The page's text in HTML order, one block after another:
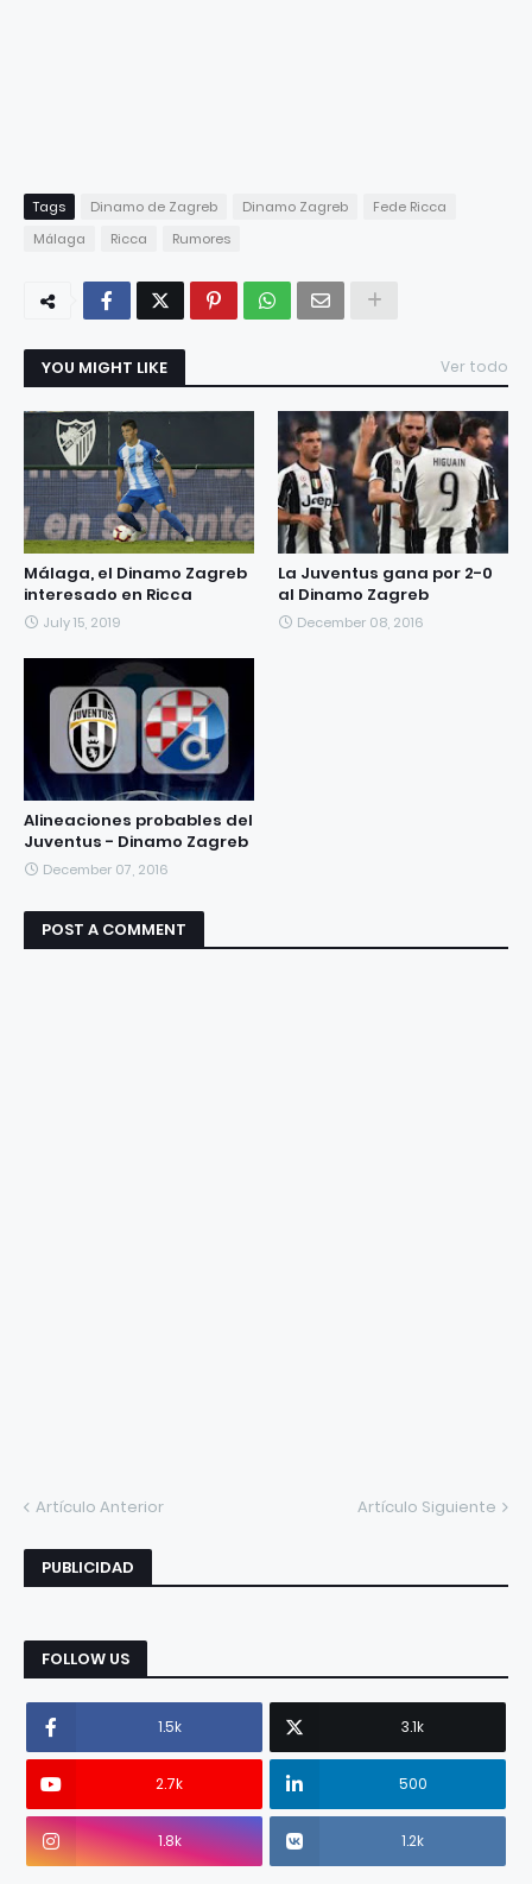
Tags Dinamo de Zagreb Dinamo Zagreb
Fede Ricca
Málaga
Ricca Rumores
YOU MIGHT LIKE Ver todo
Málaga, el Dinamo Zagreb
interesado en Ricca
July 15, 2019
La Juventus gana por 2-0
al Dinamo Zagreb
December 08, 2016
Alineaciones probables del
Juventus - Dinamo Zagreb
December 07, 2016
POST A COMMENT
Artículo Anterior Artículo Siguiente
PUBLICIDAD
FOLLOW US
1.5k 3.1k
2.7k 500
1.8k 1.2k